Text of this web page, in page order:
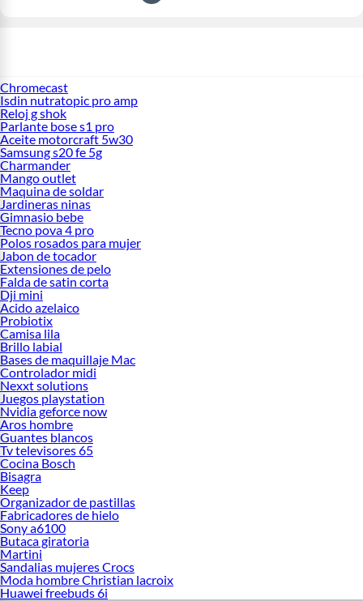
Chromecast
Isdin nutratopic pro amp
Reloj g shok
Parlante bose s1 pro
Aceite motorcraft 5w30
Samsung s20 fe 5g
Charmander
Mango outlet
Maquina de soldar
Jardineras ninas
Gimnasio bebe
Tecno pova 4 pro
Polos rosados para mujer
Jabon de tocador
Extensiones de pelo
Falda de satin corta
Dji mini
Acido azelaico
Probiotix
Camisa lila
Brillo labial
Bases de maquillaje Mac
Controlador midi
Nexxt solutions
Juegos playstation
Nvidia geforce now
Aros hombre
Guantes blancos
Tv televisores 65
Cocina Bosch
Bisagra
Keep
Organizador de pastillas
Fabricadores de hielo
Sony a6100
Butaca giratoria
Martini
Sandalias mujeres Crocs
Moda hombre Christian lacroix
Huawei freebuds 6i